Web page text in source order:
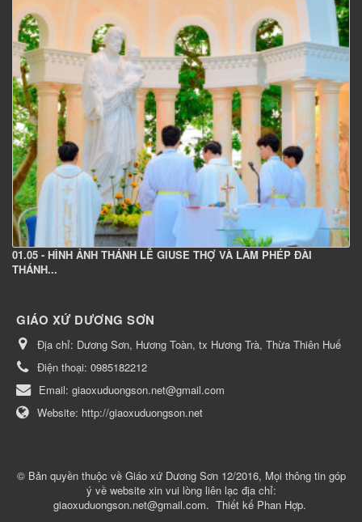
01.05 - HÌNH ẢNH THÁNH LỄ GIUSE THỢ VÀ LÀM PHÉP ĐÀI
THÁNH...
GIÁO XỨ DƯƠNG SƠN
Địa chỉ: Dương Sơn, Hương Toàn, tx Hương Trà, Thừa Thiên Huế
Điện thoại: 0985182212
Email: giaoxuduongson.net@gmail.com
Website: http://giaoxuduongson.net
© Bản quyền thuộc về Giáo xứ Dương Sơn 12/2016, Mọi thông tin góp
ý về website xin vui lòng liên lạc địa chỉ:
giaoxuduongson.net@gmail.com. Thiết kế Phan Hợp.